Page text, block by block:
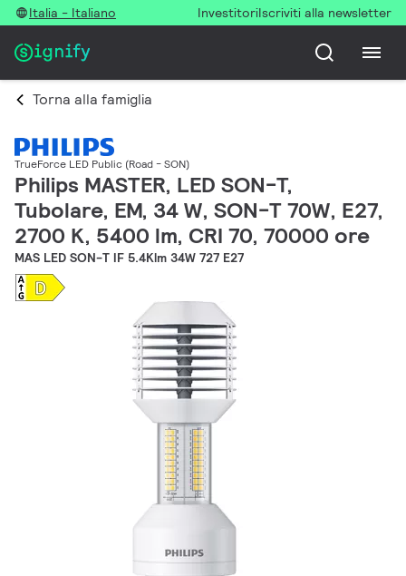
Italia - Italiano InvestitoriIscriviti alla newsletter
Torna alla famiglia
TrueForce LED Public (Road - SON)
Philips MASTER, LED SON-T,
Tubolare, EM, 34 W, SON-T 70W, E27,
2700 K, 5400 lm, CRI 70, 70000 ore
MAS LED SON-T IF 5.4Klm 34W 727 E27